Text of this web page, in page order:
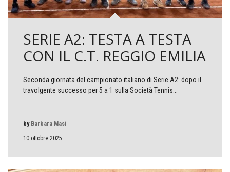
SERIE A2: TESTA A TESTA
CON IL C.T. REGGIO EMILIA
Seconda giornata del campionato italiano di Serie A2: dopo il
travolgente successo per 5 a 1 sulla Società Tennis...
10 ottobre 2025
by Barbara Masi